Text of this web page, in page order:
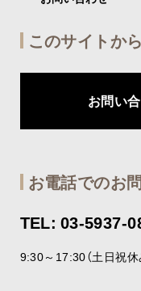
このサイトか
お問い
お電話でのお
TEL: 03-5937-
9:30～17:30（土日祝休